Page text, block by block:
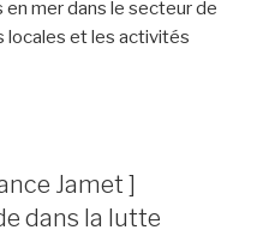
mer dans le secteur de
locales et les activités
Jamet ]
dans la lutte